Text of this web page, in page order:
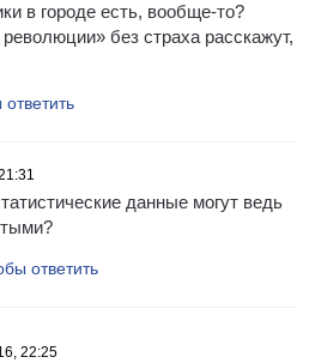
в городе есть, вообще-то?
без страха расскажут,
данные могут ведь
ответить
22:25